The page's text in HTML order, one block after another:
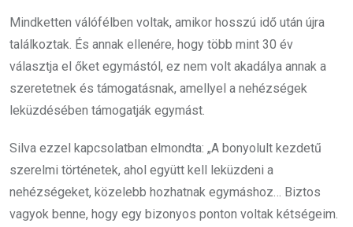
Mindketten válófélben voltak, amikor hosszú idő után újra
találkoztak. És annak ellenére, hogy több mint 30 év
választja el őket egymástól, ez nem volt akadálya annak a
szeretetnek és támogatásnak, amellyel a nehézségek
leküzdésében támogatják egymást.
Silva ezzel kapcsolatban elmondta: „A bonyolult kezdetű
szerelmi történetek, ahol együtt kell leküzdeni a
nehézségeket, közelebb hozhatnak egymáshoz… Biztos
vagyok benne, hogy egy bizonyos ponton voltak kétségeim.